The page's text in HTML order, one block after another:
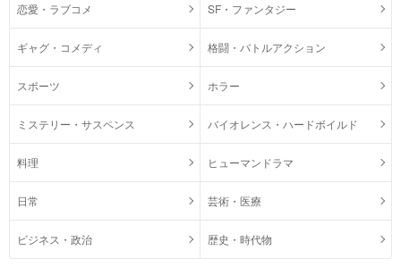
恋愛・ラブコメ SF・ファンタジー
ギャグ・コメディ 格闘・バトルアクション
スポーツ ホラー
ミステリー・サスペンス バイオレンス・ハードボイルド
料理 ヒューマンドラマ
日常 芸術・医療
ビジネス・政治 歴史・時代物